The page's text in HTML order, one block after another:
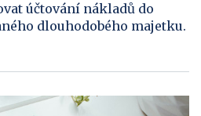
účtování nákladů do
dlouhodobého majetku.